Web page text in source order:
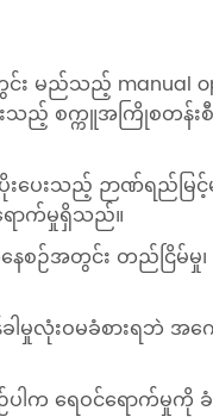
င်း မည်သည့် manual
က္ကူအကြိုစတန်းစီခြ
ပေးသည့် ဉာဏ်ရည်မြ
ောက်မှုရှိသည်။
နေစဉ်အတွင်း တည်ငြိမ်မှု
မှုလုံးဝမခံစားရဘဲ
ယှဉ်ပါက ရေဝင်ရောက်မှု